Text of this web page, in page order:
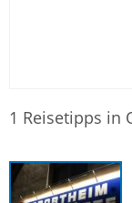
1 Reisetipps in